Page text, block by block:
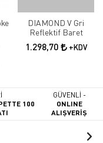
DIAMOND V Gri
Reflektif Baret
1.298,70 +KDV
100
GÜVENLİ -
ONLINE
ALIŞVERİŞ